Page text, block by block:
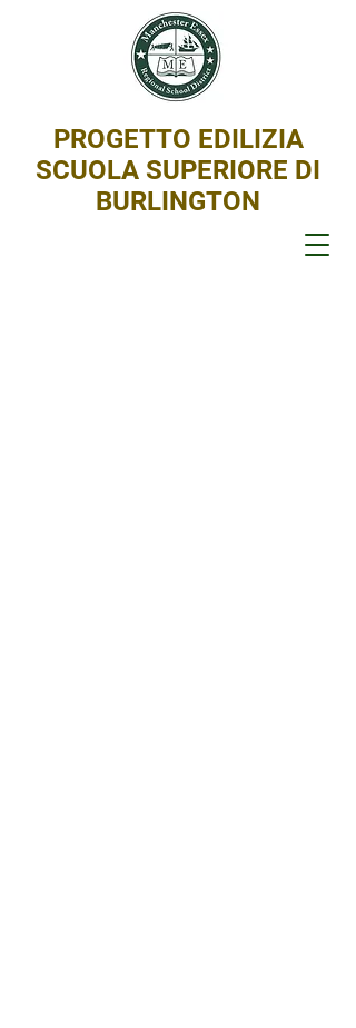
PROGETTO EDILIZIA
SCUOLA SUPERIORE DI
BURLINGTON